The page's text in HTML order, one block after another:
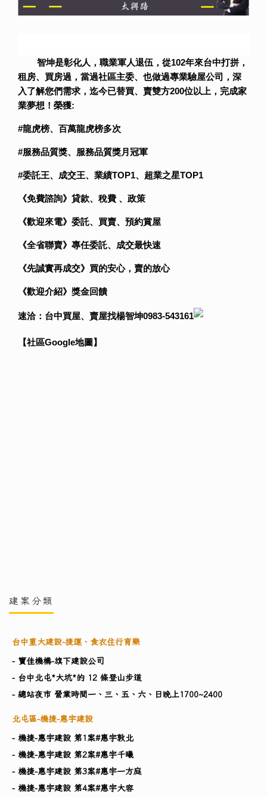
智坤是彰化人，職業軍人退伍，從102年來台中打拼，
租房、買房過，當過社區主委、也做過專業驗屋公司，深
入了解您們需求，迄今已替買、賣雙方200位以上，完成家
業夢想！榮獲:
#龍虎榜、百萬龍虎榜多次
#服務品質獎、服務品質獎月冠軍
#委託王、成交王、業績TOP1、超業之星TOP1
《免費諮詢》貸款、稅費 、政策
《歡迎來電》委託、買賣、預約賞屋
《全省聯賣》專任委託、成交最快速
《先誠實再成交》買的安心，賣的放心
《歡迎介紹》獎金回饋
速洽：台中買屋、賣屋找楊智坤0983-543161
【社區Google地圖】
建案分類
台中重大建設-捷運、食衣住行育樂
- 寶佳機構-旗下建設公司
- 台中北屯*大坑*的 12 條登山步道
- 總站夜市 營業時間一、三、五、六、日晚上1700~2400
北屯區-機捷-惠宇建設
- 機捷-惠宇建設 第1案#惠宇敦北
- 機捷-惠宇建設 第2案#惠宇千曦
- 機捷-惠宇建設 第3案#惠宇一方庭
- 機捷-惠宇建設 第4案#惠宇大容